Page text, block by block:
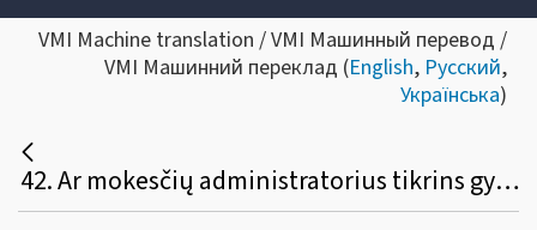
VMI Machine translation / VMI Машинный перевод /
VMI Машинний переклад (English, Русский,
Українська)
42. Ar mokesčių administratorius tikrins gyventojo pateiktus išlaidas ir paslaugų suteikimą pagrindžiančius dokumentus?